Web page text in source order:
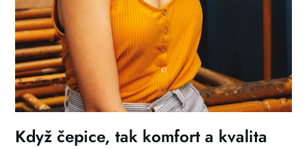
Když čepice, tak komfort a kvalita